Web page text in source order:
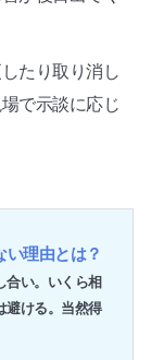
たり取り消し
で示談に応じ
い理由とは？
合い。いくら相
避ける。当然得